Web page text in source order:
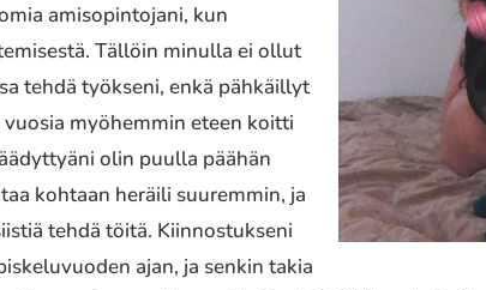
amisopintojani, kun
Tällöin minulla ei ollut
tehdä työkseni, enkä pähkäillyt
myöhemmin eteen koitti
olin puulla päähän
kohtaan heräili suuremmin, ja
tehdä töitä. Kiinnostukseni
ajan, ja senkin takia